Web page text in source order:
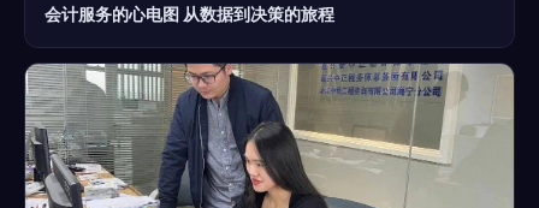
会计服务的心电图 从数据到决策的旅程